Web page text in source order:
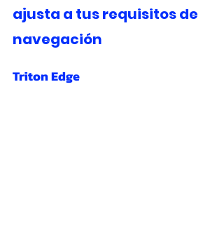
ajusta a tus requisitos de
navegación
Triton Edge